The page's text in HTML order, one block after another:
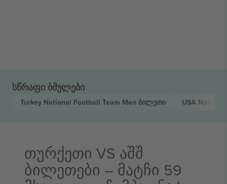
სწრაფი ბმულები
Turkey National Football Team Men ბილეთი USA
თურქეთი VS აშშ
ბილეთები – მატჩი 59